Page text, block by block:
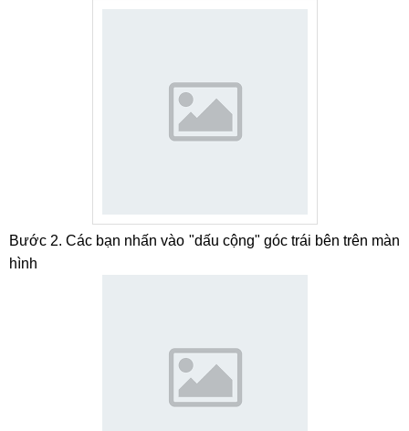
Bước 2. Các bạn nhấn vào "dấu cộng" góc trái bên trên màn
hình